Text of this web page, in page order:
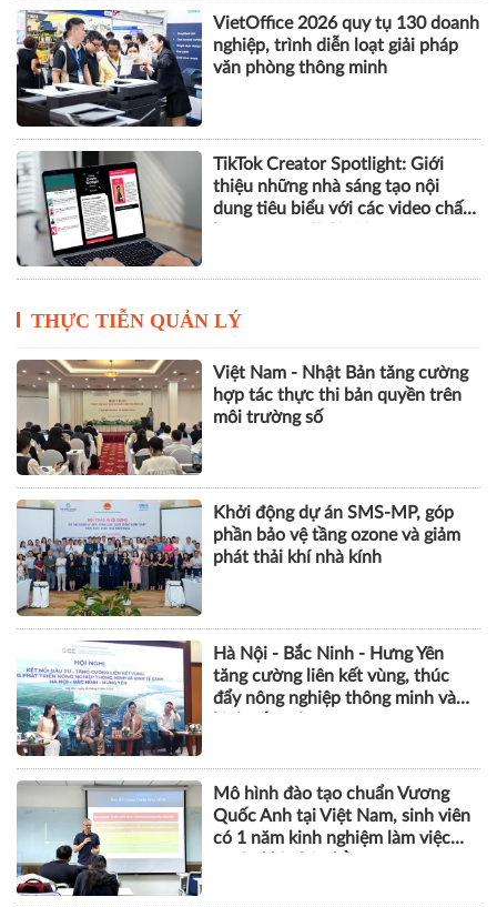
VietOffice 2026 quy tụ 130 doanh
nghiệp, trình diễn loạt giải pháp
văn phòng thông minh
TikTok Creator Spotlight: Giới
thiệu những nhà sáng tạo nội
dung tiêu biểu với các video chất
THỰC TIỄN QUẢN LÝ
Việt Nam - Nhật Bản tăng cường
hợp tác thực thi bản quyền trên
môi trường số
Khởi động dự án SMS-MP, góp
phần bảo vệ tầng ozone và giảm
phát thải khí nhà kính
Hà Nội - Bắc Ninh - Hưng Yên
tăng cường liên kết vùng, thúc
đẩy nông nghiệp thông minh và
Mô hình đào tạo chuẩn Vương
Quốc Anh tại Việt Nam, sinh viên
có 1 năm kinh nghiệm làm việc